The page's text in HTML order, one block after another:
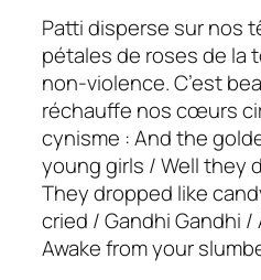
Patti disperse sur nos
pétales de roses de la
non-violence. C’est
réchauffe nos cœurs
cynisme :And the
young girls / Well they
They dropped like
cried / Gandhi Gandhi /
Awake from your